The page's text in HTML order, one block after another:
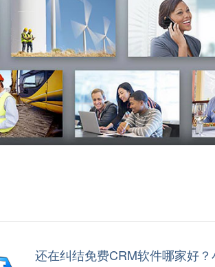
还在纠结免费CRM软件哪家好